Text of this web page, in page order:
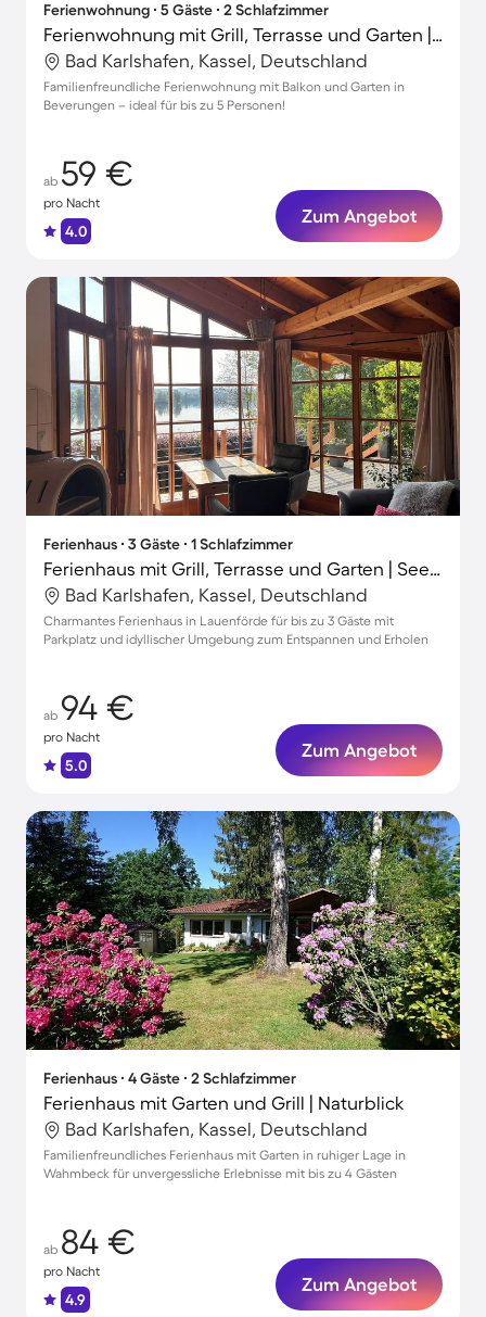
Ferienwohnung ∙ 5 Gäste ∙ 2 Schlafzimmer
Ferienwohnung mit Grill, Terrasse und Garten | Panoramablick
Bad Karlshafen, Kassel, Deutschland
Familienfreundliche Ferienwohnung mit Balkon und Garten in
Beverungen – ideal für bis zu 5 Personen!
ab 59 €
pro Nacht
4.0
Zum Angebot
Ferienhaus ∙ 3 Gäste ∙ 1 Schlafzimmer
Ferienhaus mit Grill, Terrasse und Garten | Seeblick
Bad Karlshafen, Kassel, Deutschland
Charmantes Ferienhaus in Lauenförde für bis zu 3 Gäste mit
Parkplatz und idyllischer Umgebung zum Entspannen und Erholen
ab 94 €
pro Nacht
5.0
Zum Angebot
Ferienhaus ∙ 4 Gäste ∙ 2 Schlafzimmer
Ferienhaus mit Garten und Grill | Naturblick
Bad Karlshafen, Kassel, Deutschland
Familienfreundliches Ferienhaus mit Garten in ruhiger Lage in
Wahmbeck für unvergessliche Erlebnisse mit bis zu 4 Gästen
ab 84 €
pro Nacht
4.9
Zum Angebot